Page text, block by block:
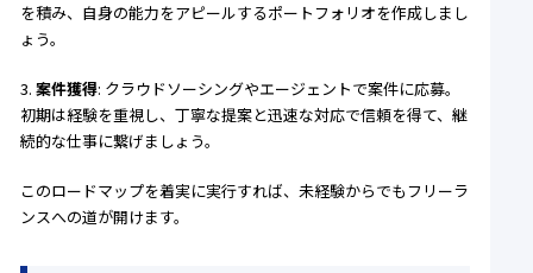
を積み、自身の能力をアピールするポートフォリオを作成しまし
ょう。
3.案件獲得: クラウドソーシングやエージェントで案件に応募。
初期は経験を重視し、丁寧な提案と迅速な対応で信頼を得て、継
続的な仕事に繋げましょう。
このロードマップを着実に実行すれば、未経験からでもフリーラ
ンスへの道が開けます。